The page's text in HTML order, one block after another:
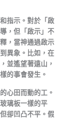
指示。對於「啟
，但「啟示」不
，當神通過啟示
異象。比如，在
並遙望著遠山，
的事會發生。
心田而動的工。
璃板一樣的平
卻凹凸不平。假